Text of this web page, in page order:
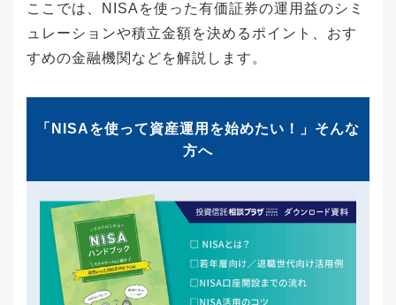
ここでは、NISAを使った有価証券の運用益のシミ
ュレーションや積立金額を決めるポイント、おす
すめの金融機関などを解説します。
「NISAを使って資産運用を始めたい！」そんな
方へ